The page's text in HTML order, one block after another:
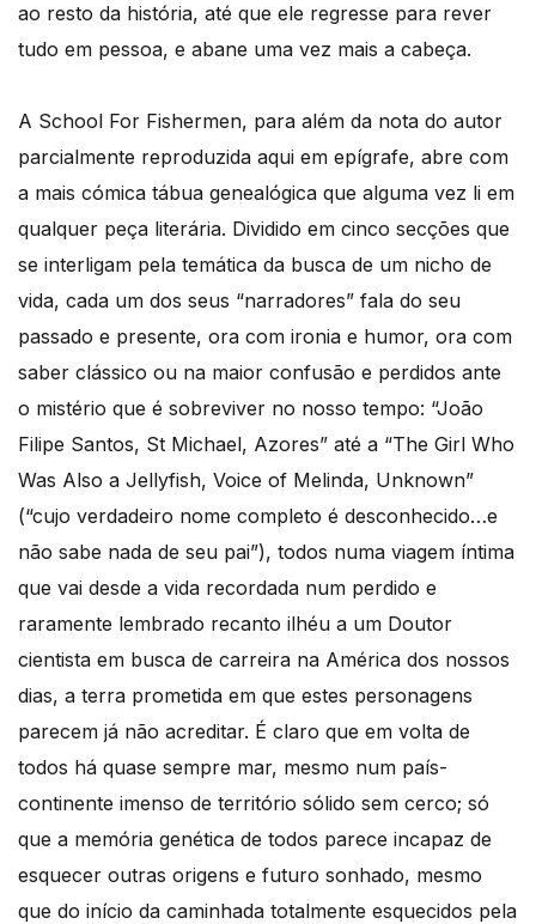
ao resto da história, até que ele regresse para rever
tudo em pessoa, e abane uma vez mais a cabeça.
A School For Fishermen, para além da nota do autor
parcialmente reproduzida aqui em epígrafe, abre com
a mais cómica tábua genealógica que alguma vez li em
qualquer peça literária. Dividido em cinco secções que
se interligam pela temática da busca de um nicho de
vida, cada um dos seus “narradores” fala do seu
passado e presente, ora com ironia e humor, ora com
saber clássico ou na maior confusão e perdidos ante
o mistério que é sobreviver no nosso tempo: “João
Filipe Santos, St Michael, Azores” até a “The Girl Who
Was Also a Jellyfish, Voice of Melinda, Unknown”
(“cujo verdadeiro nome completo é desconhecido…e
não sabe nada de seu pai”), todos numa viagem íntima
que vai desde a vida recordada num perdido e
raramente lembrado recanto ilhéu a um Doutor
cientista em busca de carreira na América dos nossos
dias, a terra prometida em que estes personagens
parecem já não acreditar. É claro que em volta de
todos há quase sempre mar, mesmo num país-
continente imenso de território sólido sem cerco; só
que a memória genética de todos parece incapaz de
esquecer outras origens e futuro sonhado, mesmo
que do início da caminhada totalmente esquecidos pela